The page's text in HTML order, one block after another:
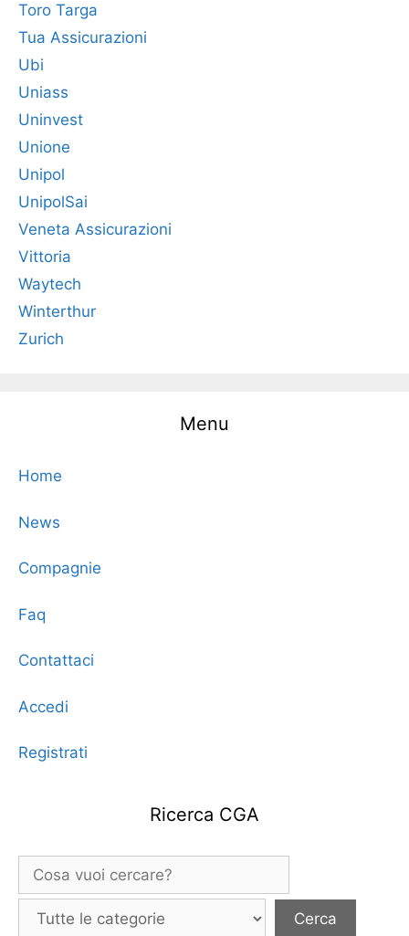
Toro Targa
Tua Assicurazioni
Ubi
Uniass
Uninvest
Unione
Unipol
UnipolSai
Veneta Assicurazioni
Vittoria
Waytech
Winterthur
Zurich
Menu
Home
News
Compagnie
Faq
Contattaci
Accedi
Registrati
Ricerca CGA